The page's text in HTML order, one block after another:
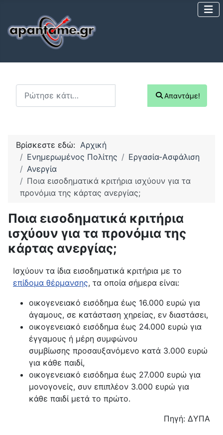
Αναζήτηση...
Απαντάμε!
Βρίσκεστε εδώ: Αρχική
Ενημερωμένος Πολίτης
Εργασία-Ασφάλιση
Ανεργία
Ποια εισοδηματικά κριτήρια ισχύουν για τα
προνόμια της κάρτας ανεργίας;
Ποια εισοδηματικά κριτήρια
ισχύουν για τα προνόμια της
κάρτας ανεργίας;
Ισχύουν τα ίδια εισοδηματικά κριτήρια με το
επίδομα θέρμανσης, τα οποία σήμερα είναι:
οικογενειακό εισόδημα έως 16.000 ευρώ για
άγαμους, σε κατάσταση χηρείας, εν διαστάσει,
οικογενειακό εισόδημα έως 24.000 ευρώ για
έγγαμους ή μέρη συμφώνου
συμβίωσης προσαυξανόμενο κατά 3.000 ευρώ
για κάθε παιδί,
οικογενειακό εισόδημα έως 27.000 ευρώ για
μονογονείς, συν επιπλέον 3.000 ευρώ για
κάθε παιδί μετά το πρώτο.
Πηγή: ΔΥΠΑ